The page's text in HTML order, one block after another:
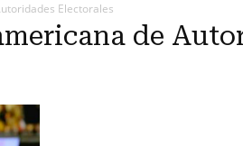
Electorales
de